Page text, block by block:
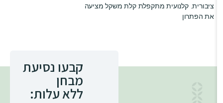
ציבורית. קלנועית מתקפלת קלת משקל מציעה
את הפתרון
קבעו נסיעת
מבחן
ללא עלות: